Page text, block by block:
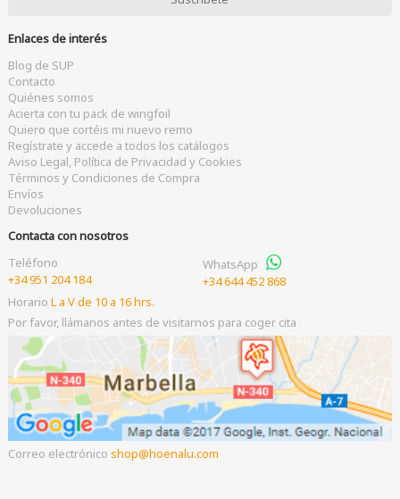
Enlaces de interés
Blog de SUP
Contacto
Quiénes somos
Acierta con tu pack de wingfoil
Quiero que cortéis mi nuevo remo
Regístrate y accede a todos los catálogos
Aviso Legal, Política de Privacidad y Cookies
Términos y Condiciones de Compra
Envíos
Devoluciones
Contacta con nosotros
Teléfono
+34 951 204 184
WhatsApp
+34 644 452 868
Horario L a V de 10 a 16 hrs.
Por favor, llámanos antes de visitarnos para coger cita
Correo electrónico shop hoenalu.com